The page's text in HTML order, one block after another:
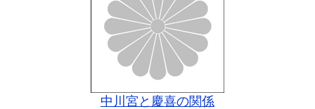
中川宮と慶喜の関係